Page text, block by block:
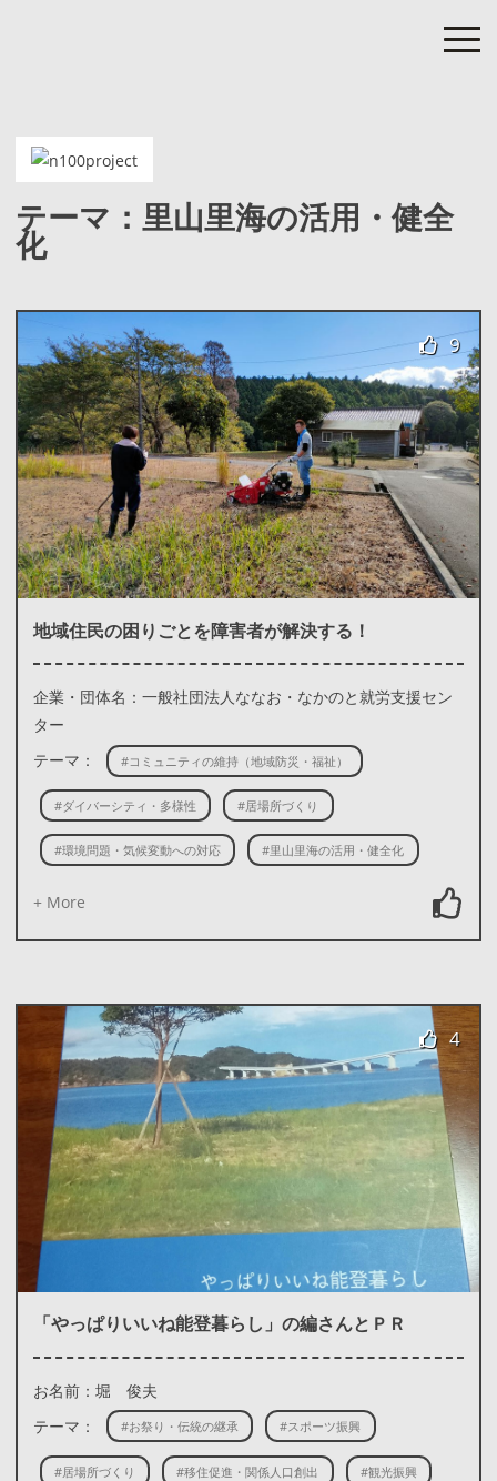
テーマ：里山里海の活用・健全
化
9
地域住民の困りごとを障害者が解決する！
企業・団体名：一般社団法人ななお・なかのと就労支援セン
ター
テーマ：
#コミュニティの維持（地域防災・福祉）
#ダイバーシティ・多様性 #居場所づくり
#環境問題・気候変動への対応 #里山里海の活用・健全化
+ More
4
「やっぱりいいね能登暮らし」の編さんとＰＲ
お名前：堀 俊夫
テーマ：
#お祭り・伝統の継承 #スポーツ振興
#居場所づくり #移住促進・関係人口創出 #観光振興